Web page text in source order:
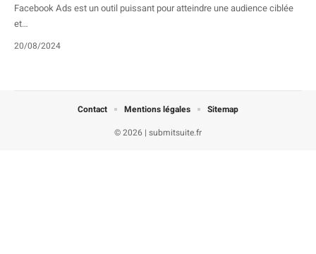
Facebook Ads est un outil puissant pour atteindre une audience ciblée
et…
20/08/2024
© 2026 | submitsuite.fr
Contact Mentions légales Sitemap